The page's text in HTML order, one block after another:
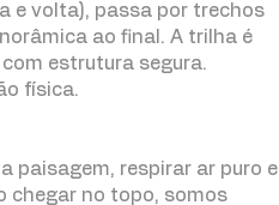
e volta), passa por trechos
ao final. A trilha é
estrutura segura.
física.
paisagem, respirar ar puro e
chegar no topo, somos